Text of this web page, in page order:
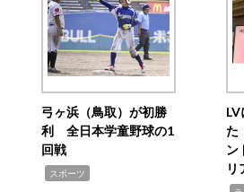
弓ヶ浜（鳥取）が初勝
利 全日本学童野球の1
回戦
スポーツ
た
リ